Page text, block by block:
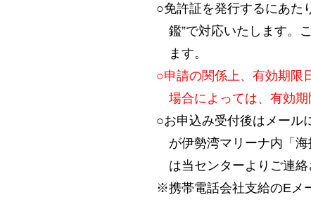
○免許証を発行するにあた
鑑”で対応いたします。
ます。
○申請の関係上、有効期限
場合によっては、有効
○お申込み受付後はメール
が伊勢湾マリーナ内「
は当センターよりご連
※携帯電話会社支給のEメ